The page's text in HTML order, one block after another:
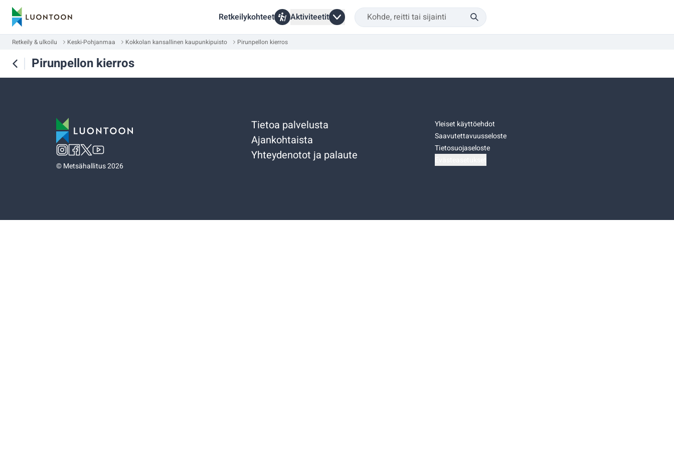
Retkeilykohteet Aktiviteetit
Retkeily & ulkoilu Keski-Pohjanmaa Kokkolan kansallinen kaupunkipuisto Pirunpellon kierros
Pirunpellon kierros
©Metsähallitus 2026
Tietoa palvelusta
Ajankohtaista
Yhteydenotot ja palaute
Yleiset käyttöehdot
Saavutettavuusseloste
Tietosuojaseloste